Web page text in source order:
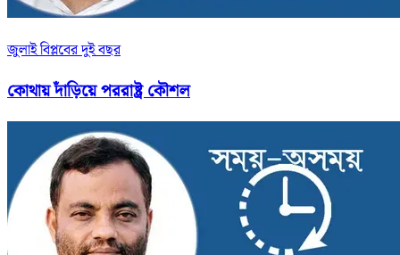
জুলাই বিপ্লবের দুই বছর
কোথায় দাঁড়িয়ে পররাষ্ট্র কৌশল